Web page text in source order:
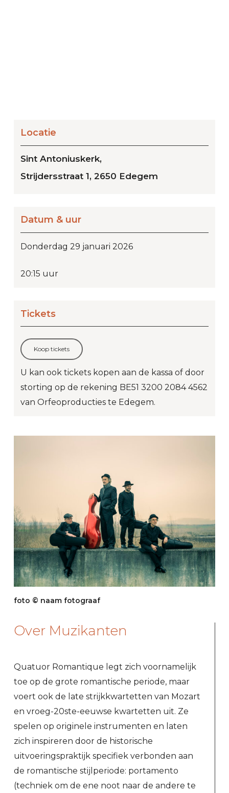
Locatie
Sint Antoniuskerk,
Strijdersstraat 1, 2650 Edegem
Datum & uur
Donderdag 29 januari 2026
20:15 uur
Tickets
Koop tickets
U kan ook tickets kopen aan de kassa of door
storting op de rekening BE51 3200 2084 4562
van Orfeoproducties te Edegem.
foto © naam fotograaf
Over Muzikanten
Quatuor Romantique legt zich voornamelijk
toe op de grote romantische periode, maar
voert ook de late strijkkwartetten van Mozart
en vroeg-20ste-eeuwse kwartetten uit. Ze
spelen op originele instrumenten en laten
zich inspireren door de historische
uitvoeringspraktijk specifiek verbonden aan
de romantische stijlperiode: portamento
(techniek om de ene noot naar de andere te